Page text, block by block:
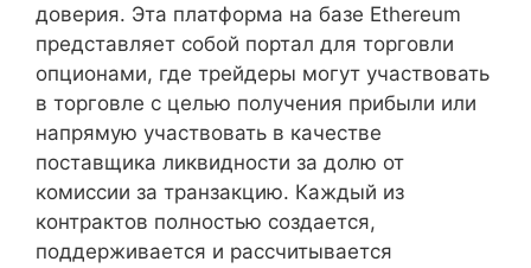
доверия. Эта платформа на базе Ethereum
представляет собой портал для торговли
опционами, где трейдеры могут участвовать
в торговле с целью получения прибыли или
напрямую участвовать в качестве
поставщика ликвидности за долю от
комиссии за транзакцию. Каждый из
контрактов полностью создается,
поддерживается и рассчитывается